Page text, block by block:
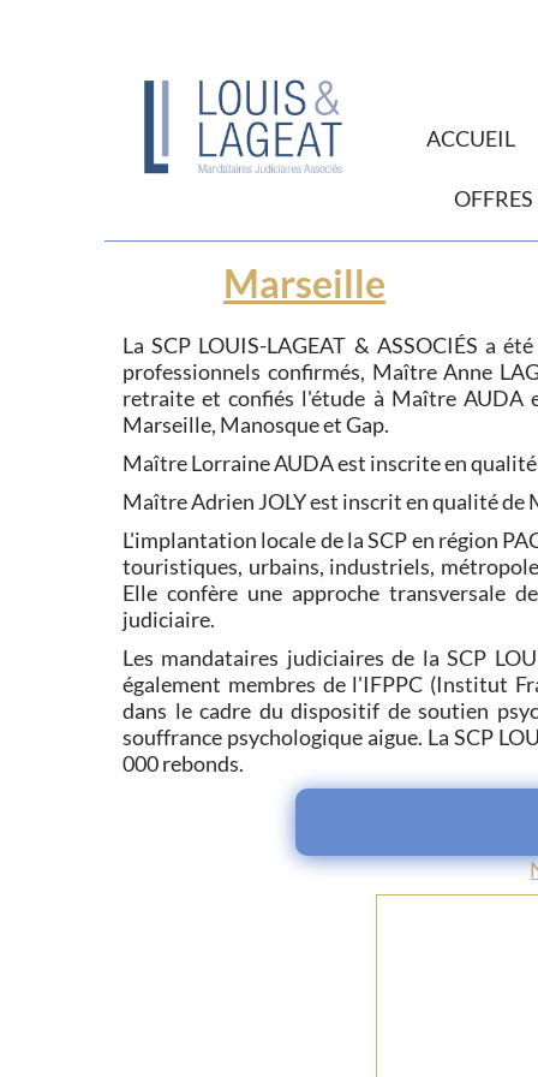
ACCUEIL
Marseille
La SCP LOUIS-LAGEAT & ASSOCIÉS a
professionnels confirmés, Maître Anne
retraite et confiés l'étude à Maître AUDA
Marseille, Manosque et Gap.
Maître Lorraine AUDA est inscrite en
Maître Adrien JOLY est inscrit en qualité
L'implantation locale de la SCP en région
touristiques, urbains, industriels,
Elle confère une approche transversale
judiciaire.
Les mandataires judiciaires de la SCP
également membres de l'IFPPC (Institut
dans le cadre du dispositif de soutien
souffrance psychologique aigue. La SCP
000 rebonds.